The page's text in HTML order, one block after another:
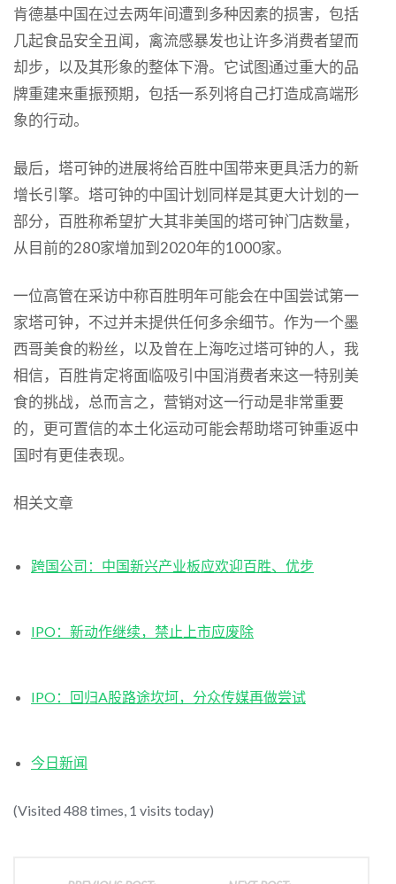
肯德基中国在过去两年间遭到多种因素的损害，包括
几起食品安全丑闻，禽流感暴发也让许多消费者望而
却步，以及其形象的整体下滑。它试图通过重大的品
牌重建来重振预期，包括一系列将自己打造成高端形
象的行动。
最后，塔可钟的进展将给百胜中国带来更具活力的新
增长引擎。塔可钟的中国计划同样是其更大计划的一
部分，百胜称希望扩大其非美国的塔可钟门店数量，
从目前的280家增加到2020年的1000家。
一位高管在采访中称百胜明年可能会在中国尝试第一
家塔可钟，不过并未提供任何多余细节。作为一个墨
西哥美食的粉丝，以及曾在上海吃过塔可钟的人，我
相信，百胜肯定将面临吸引中国消费者来这一特别美
食的挑战，总而言之，营销对这一行动是非常重要
的，更可置信的本土化运动可能会帮助塔可钟重返中
国时有更佳表现。
相关文章
跨国公司：中国新兴产业板应欢迎百胜、优步
IPO：新动作继续，禁止上市应废除
IPO：回归A股路途坎坷，分众传媒再做尝试
今日新闻
(Visited 488 times, 1 visits today)